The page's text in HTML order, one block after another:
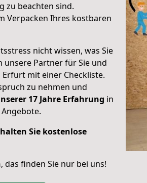
zu beachten sind.
Verpacken Ihres kostbaren
nicht wissen, was Sie
unsere Partner für Sie und
Erfurt mit einer Checkliste.
zu nehmen und
17 Jahre Erfahrung in
Sie kostenlose
, das finden Sie nur bei uns!